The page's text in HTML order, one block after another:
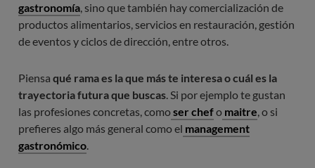
gastronomía, sino que también hay comercialización de
productos alimentarios, servicios en restauración, gestión
de eventos y ciclos de dirección, entre otros.
Piensa qué rama es la que más te interesa o cuál es la
trayectoria futura que buscas. Si por ejemplo te gustan
las profesiones concretas, comoser chefo maitre, o si
prefieres algo más general como el management
gastronómico.